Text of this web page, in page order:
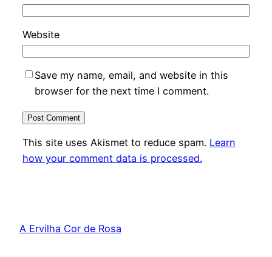
Website
Save my name, email, and website in this
browser for the next time I comment.
This site uses Akismet to reduce spam. Learn
how your comment data is processed.
A Ervilha Cor de Rosa